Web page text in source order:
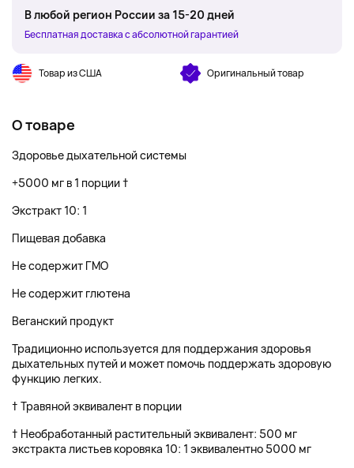
В любой регион России за 15-20 дней
Бесплатная доставка с абсолютной гарантией
Товар из США Оригинальный товар
О товаре
Здоровье дыхательной системы
+5000 мг в 1 порции †
Экстракт 10: 1
Пищевая добавка
Не содержит ГМО
Не содержит глютена
Веганский продукт
Традиционно используется для поддержания здоровья
дыхательных путей и может помочь поддержать здоровую
функцию легких.
† Травяной эквивалент в порции
† Необработанный растительный эквивалент: 500 мг
экстракта листьев коровяка 10: 1 эквивалентно 5000 мг